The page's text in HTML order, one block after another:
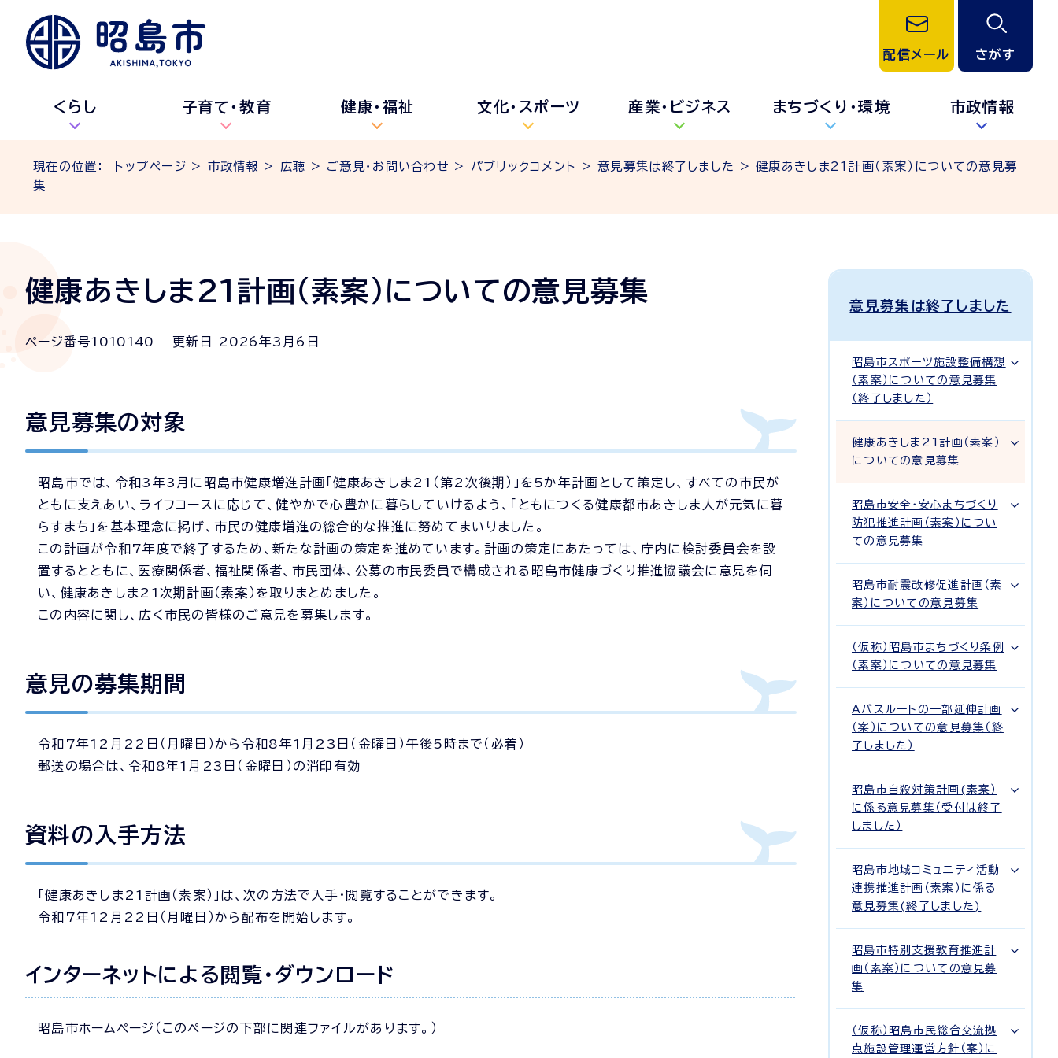
配信メール さがす
くらし 子育て・教育 健康・福祉 文化・スポーツ 産業・ビジネス まちづくり・環境 市政情報
現在の位置： トップページ > 市政情報 > 広聴 > ご意見・お問い合わせ > パブリックコメント >意見募集は終了しました
> 健康あきしま21計画（素案）についての意見募
集
健康あきしま21計画（素案）についての意見募集
ページ番号1010140 更新日 2026年3月6日
意見募集の対象
昭島市では、令和3年3月に昭島市健康増進計画「健康あきしま21（第2次後期）」を5か年計画として策定し、すべての市民が
ともに支えあい、ライフコースに応じて、健やかで心豊かに暮らしていけるよう、「ともにつくる健康都市あきしま人が元気に暮
らすまち」を基本理念に掲げ、市民の健康増進の総合的な推進に努めてまいりました。
この計画が令和7年度で終了するため、新たな計画の策定を進めています。計画の策定にあたっては、庁内に検討委員会を設
置するとともに、医療関係者、福祉関係者、市民団体、公募の市民委員で構成される昭島市健康づくり推進協議会に意見を伺
い、健康あきしま21次期計画（素案）を取りまとめました。
この内容に関し、広く市民の皆様のご意見を募集します。
意見の募集期間
令和7年12月22日（月曜日）から令和8年1月23日（金曜日）午後5時まで（必着）
郵送の場合は、令和8年1月23日（金曜日）の消印有効
資料の入手方法
「健康あきしま21計画（素案）」は、次の方法で入手・閲覧することができます。
令和7年12月22日（月曜日）から配布を開始します。
インターネットによる閲覧・ダウンロード
昭島市ホームページ（このページの下部に関連ファイルがあります。）
意見募集は終了しました
昭島市スポーツ施設整備構想
（素案）についての意見募集
（終了しました）
健康あきしま21計画（素案）
についての意見募集
昭島市安全・安心まちづくり
防犯推進計画（素案）につい
ての意見募集
昭島市耐震改修促進計画（素
案）についての意見募集
（仮称）昭島市まちづくり条例
（素案）についての意見募集
Aバスルートの一部延伸計画
（案）についての意見募集（終
了しました）
昭島市自殺対策計画(素案）
に係る意見募集（受付は終了
しました）
昭島市地域コミュニティ活動
連携推進計画（素案）に係る
意見募集(終了しました)
昭島市特別支援教育推進計
画（素案）についての意見募
集
（仮称）昭島市民総合交流拠
点施設管理運営方針（案）に